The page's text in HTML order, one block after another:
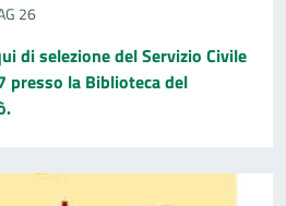
26
di selezione del Servizio Civile
presso la Biblioteca del